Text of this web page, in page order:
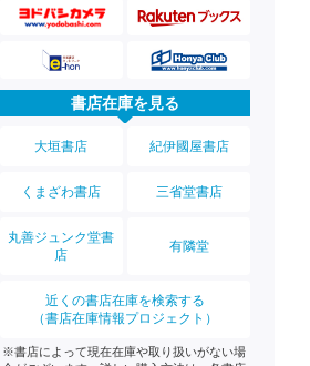
書店在庫を見る
大垣書店 紀伊國屋書店
くまざわ書店 三省堂書店
丸善ジュンク堂書
店
有隣堂
近くの書店在庫を検索する
（書店在庫情報プロジェクト）
※書店によって現在在庫や取り扱いがない場